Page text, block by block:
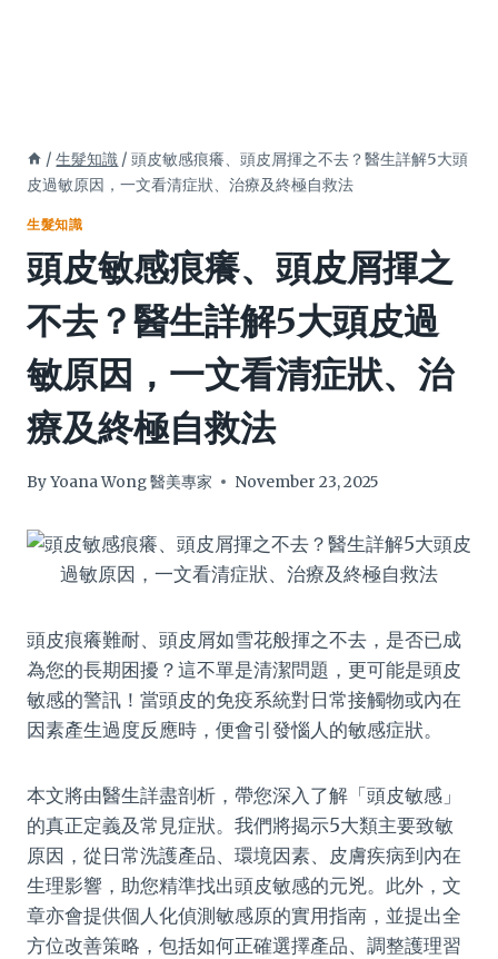
/ 生髮知識 / 頭皮敏感痕癢、頭皮屑揮之不去？醫生詳解5大頭
皮過敏原因，一文看清症狀、治療及終極自救法
生髮知識
頭皮敏感痕癢、頭皮屑揮之
不去？醫生詳解5大頭皮過
敏原因，一文看清症狀、治
療及終極自救法
ByYoana Wong 醫美專家 November 23, 2025
頭皮痕癢難耐、頭皮屑如雪花般揮之不去，是否已成
為您的長期困擾？這不單是清潔問題，更可能是頭皮
敏感的警訊！當頭皮的免疫系統對日常接觸物或內在
因素產生過度反應時，便會引發惱人的敏感症狀。
本文將由醫生詳盡剖析，帶您深入了解「頭皮敏感」
的真正定義及常見症狀。我們將揭示5大類主要致敏
原因，從日常洗護產品、環境因素、皮膚疾病到內在
生理影響，助您精準找出頭皮敏感的元兇。此外，文
章亦會提供個人化偵測敏感原的實用指南，並提出全
方位改善策略，包括如何正確選擇產品、調整護理習